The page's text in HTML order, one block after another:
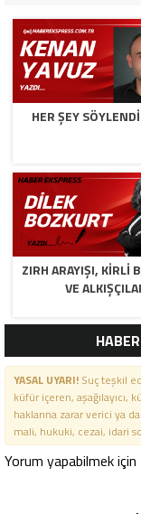
HER ŞEY
ZIRH ARAYIŞI, KİRLİ
VE
YASAL UYARI!Suç teşkil
küfür içeren, aşağılayıcı,
haklarına zarar verici ya
mali, hukuki, cezai, idari
Yorum yapabilmek için